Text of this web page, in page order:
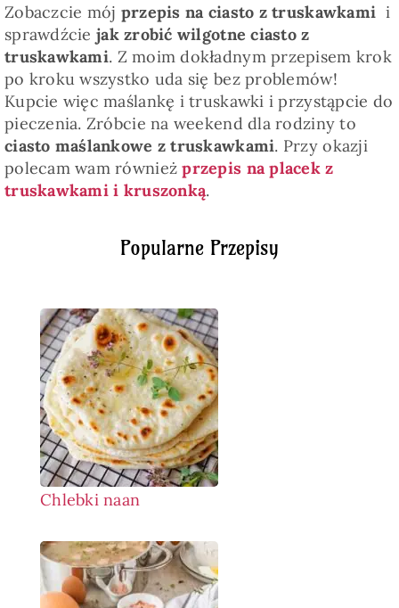
Popularne Przepisy
Chlebki naan
Zobaczcie mój przepis na ciasto z truskawkami i
sprawdźcie jak zrobić wilgotne ciasto z
truskawkami. Z moim dokładnym przepisem krok
po kroku wszystko uda się bez problemów!
Kupcie więc maślankę i truskawki i przystąpcie do
pieczenia. Zróbcie na weekend dla rodziny to
ciasto maślankowe z truskawkami. Przy okazji
polecam wam równieżprzepis na placek z
truskawkami i kruszonką.